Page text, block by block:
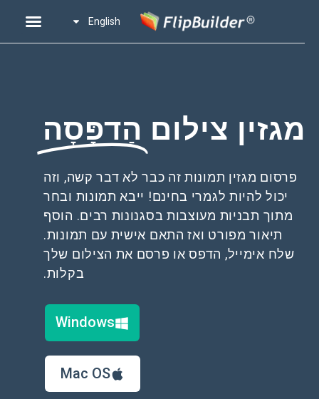
English
מגזין צילום הַדפָּסָה
פרסום מגזין תמונות זה כבר לא דבר קשה, וזה
יכול להיות לגמרי בחינם! ייבא תמונות ובחר
מתוך תבניות מעוצבות בסגנונות רבים. הוסף
תיאור מפורט ואז התאם אישית עם תמונות.
שלח אימייל, הדפס או פרסם את הצילום שלך
בקלות.
Windows
Mac OS